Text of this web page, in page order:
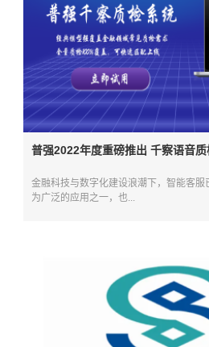
普强2022年度重磅推出 千察语音质
金融科技与数字化建设浪潮下，智能客
为广泛的应用之一，也...